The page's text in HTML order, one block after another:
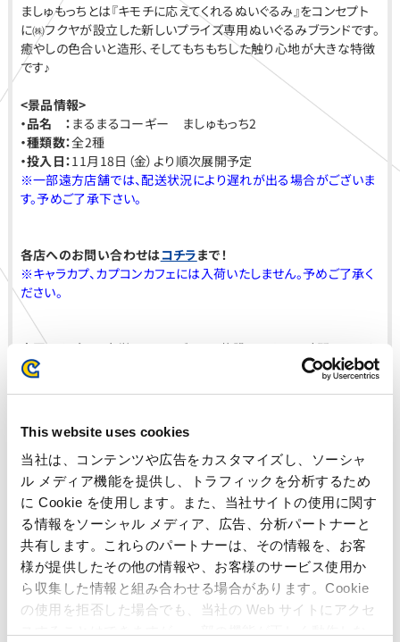
This website uses cookies
当社は、コンテンツや広告をカスタマイズし、ソーシャ
ル メディア機能を提供し、トラフィックを分析するため
に Cookie を使用します。また、当社サイトの使用に関す
る情報をソーシャル メディア、広告、分析パートナーと
共有します。これらのパートナーは、その情報を、お客
様が提供したその他の情報や、お客様のサービス使用か
ら収集した情報と組み合わせる場合があります。Cookie
の使用を拒否した場合でも、当社の Web サイトにアクセ
ましゅもっちとは『キモチに応えてくれるぬいぐるみ』をコンセプト
に㈱フクヤが設立した新しいプライズ専用ぬいぐるみブランドです。
癒やしの色合いと造形、そしてもちもちした触り心地が大きな特徴
です♪
<景品情報>
・品名 ： まるまるコーギー ましゅもっち2
・種類数：全2種
・投入日：11月18日（金）より順次展開予定
※一部遠方店舗では、配送状況により遅れが出る場合がございま
す。予めご了承下さい。
各店へのお問い合わせはコチラまで！
※キャラカプ、カプコンカフェには入荷いたしません。予めご了承く
ださい。
全国のカプコン直営アミューズメント施設のほか、24時間いつでも
どこでもプライズゲームが楽しめる、『
カプコンネットキャッチャ
入荷店舗
秋田県
プラサカプコン 大曲店